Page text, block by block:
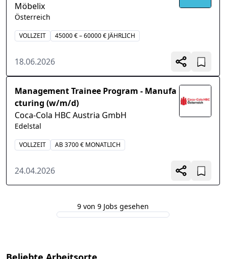
Möbelix
Österreich
VOLLZEIT 45000 € – 60000 € JÄHRLICH
18.06.2026
Management Trainee Program - Manufa
cturing (w/m/d)
Coca-Cola HBC Austria GmbH
Edelstal
VOLLZEIT AB 3700 € MONATLICH
24.04.2026
9 von 9 Jobs gesehen